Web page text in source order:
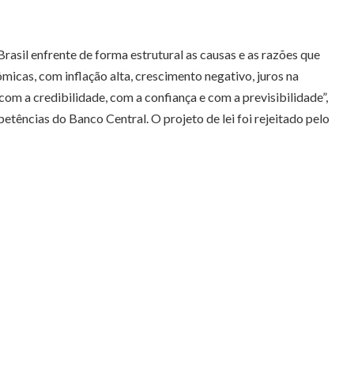
enfrente de forma estrutural as causas e as razões que
com inflação alta, crescimento negativo, juros na
a credibilidade, com a confiança e com a previsibilidade”,
do Banco Central. O projeto de lei foi rejeitado pelo